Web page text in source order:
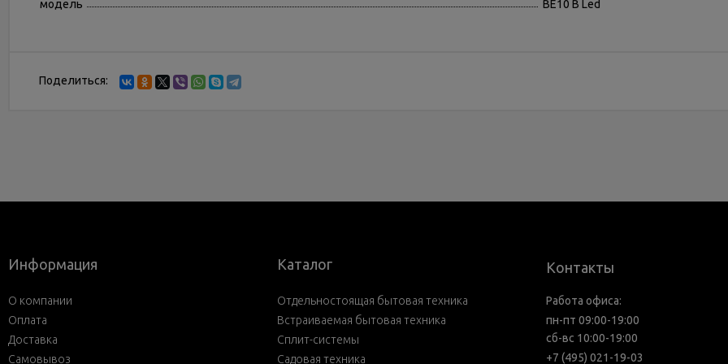
модель
BE10 B Led
Поделиться:
Информация
О компании
Оплата
Доставка
Самовывоз
Каталог
Отдельностоящая бытовая техника
Встраиваемая бытовая техника
Сплит-системы
Садовая техника
Контакты
Работа офиса:
пн-пт 09:00-19:00
сб-вс 10:00-19:00
+7 (495) 021-19-03